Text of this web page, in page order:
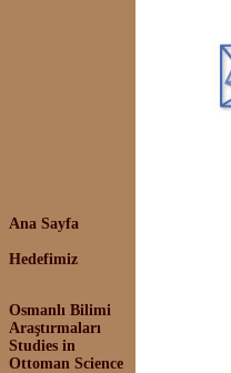
Ana Sayfa
Hedefimiz
Osmanlı Bilimi
Araştırmaları
Studies in
Ottoman Science